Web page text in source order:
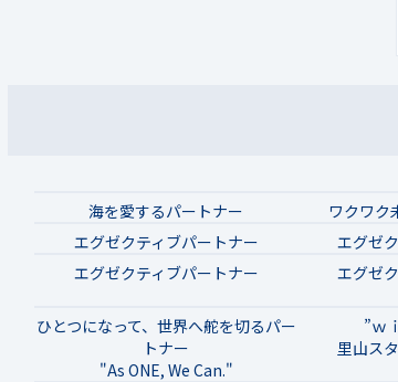
海を愛するパートナー ワクワク
エグゼクティブパートナー
エグゼ
エグゼクティブパートナー
エグゼ
ひとつになって、世界へ舵を切るパー
トナー
"As ONE, We Can."
”ｗ
里山ス